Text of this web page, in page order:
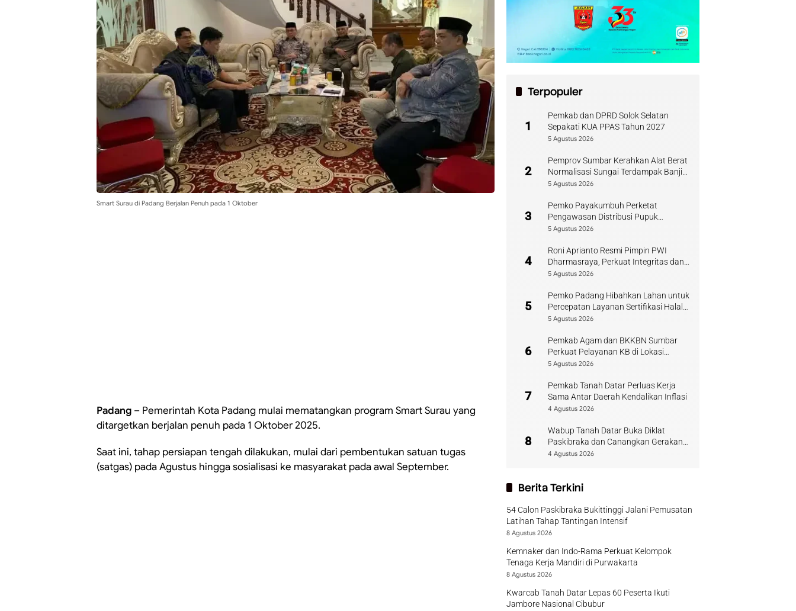
Smart Surau di Padang Berjalan Penuh pada 1 Oktober
Padang – Pemerintah Kota Padang mulai mematangkan program Smart Surau yang
ditargetkan berjalan penuh pada 1 Oktober 2025.
Saat ini, tahap persiapan tengah dilakukan, mulai dari pembentukan satuan tugas
(satgas) pada Agustus hingga sosialisasi ke masyarakat pada awal September.
Terpopuler
1
Pemkab dan DPRD Solok Selatan
Sepakati KUA PPAS Tahun 2027
5 Agustus 2026
2
Pemprov Sumbar Kerahkan Alat Berat
Normalisasi Sungai Terdampak Banjir
Kuranji
5 Agustus 2026
3
Pemko Payakumbuh Perketat
Pengawasan Distribusi Pupuk
Bersubsidi bagi Petani Lokal
5 Agustus 2026
4
Roni Aprianto Resmi Pimpin PWI
Dharmasraya, Perkuat Integritas dan
Kompetensi Jurnalis
5 Agustus 2026
5
Pemko Padang Hibahkan Lahan untuk
Percepatan Layanan Sertifikasi Halal
di Sumbar
5 Agustus 2026
6
Pemkab Agam dan BKKBN Sumbar
Perkuat Pelayanan KB di Lokasi
Bencana
5 Agustus 2026
7
Pemkab Tanah Datar Perluas Kerja
Sama Antar Daerah Kendalikan Inflasi
4 Agustus 2026
8
Wabup Tanah Datar Buka Diklat
Paskibraka dan Canangkan Gerakan
Bendera
4 Agustus 2026
Berita Terkini
54 Calon Paskibraka Bukittinggi Jalani Pemusatan
Latihan Tahap Tantingan Intensif
8 Agustus 2026
Kemnaker dan Indo-Rama Perkuat Kelompok
Tenaga Kerja Mandiri di Purwakarta
8 Agustus 2026
Kwarcab Tanah Datar Lepas 60 Peserta Ikuti
Jambore Nasional Cibubur